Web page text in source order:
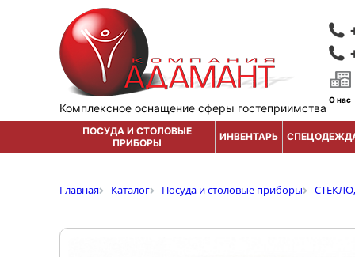
Комплексное оснащение сферы гостеприимства
О нас
ПОСУДА И СТОЛОВЫЕ
ПРИБОРЫ
ИНВЕНТАРЬ
Главная Каталог Посуда и столовые приборы